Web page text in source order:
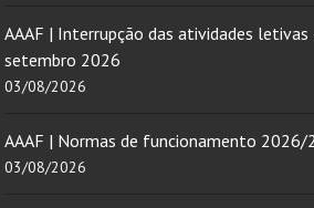
AAAF | Interrupção das atividades letivas
setembro 2026
03/08/2026
AAAF | Normas de funcionamento 2026/
03/08/2026